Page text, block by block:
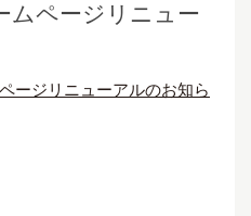
ムページリニュー
ージリニューアルのお知ら